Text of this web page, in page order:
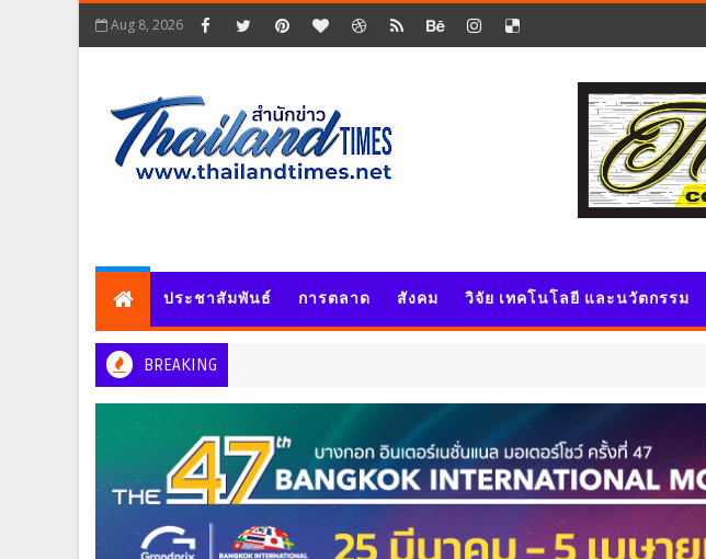
Aug 8, 2026
ประชาสัมพันธ์ การตลาด สังคม วิจัย เทคโนโลยี และนวัตกรรม
BREAKING